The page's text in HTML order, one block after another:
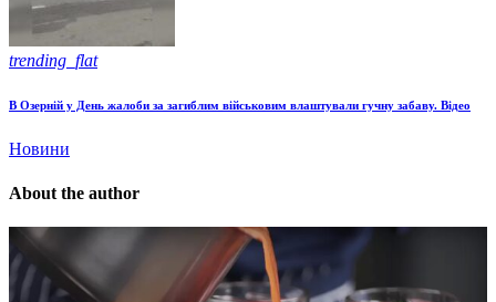
trending_flat
В Озерній у День жалоби за загиблим військовим влаштували гучну забаву. Відео
Новини
About the author